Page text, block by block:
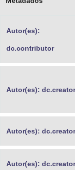
Banco Central do Brasil
Planalto
Autor(es):
dc.contributor
Autor(es): dc.creator
Autor(es): dc.creator
Autor(es): dc.creator